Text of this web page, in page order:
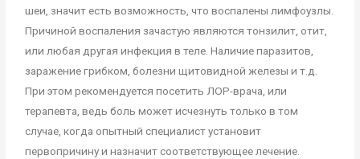
шеи, значит есть возможность, что воспалены лимфоузлы.
Причиной воспаления зачастую являются тонзилит, отит,
или любая другая инфекция в теле. Наличие паразитов,
заражение грибком, болезни щитовидной железы и т.д.
При этом рекомендуется посетить ЛОР-врача, или
терапевта, ведь боль может исчезнуть только в том
случае, когда опытный специалист установит
первопричину и назначит соответствующее лечение.